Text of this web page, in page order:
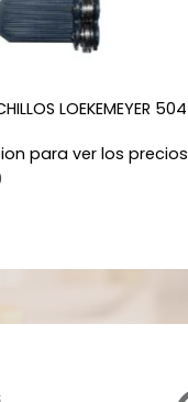
LOEKEMEYER 504
para ver los precios